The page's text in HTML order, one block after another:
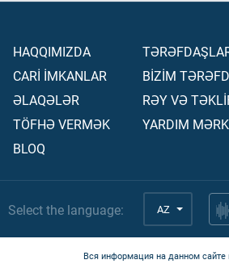
HAQQIMIZDA
CARİ İMKANLAR
ƏLAQƏLƏR
TÖFHƏ VERMƏK
BLOQ
BİZİM
RƏY VƏ
YARDIM
Select the language: AZ
Вся информация на данном сайте